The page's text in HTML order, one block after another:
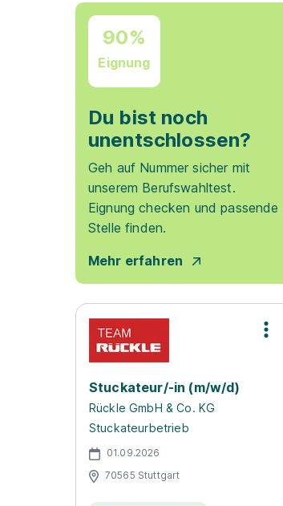
90%
Eignung
Du bist noch
unentschlossen?
Geh auf Nummer sicher mit
unserem Berufswahltest.
Eignung checken und passende
Stelle finden.
Mehr erfahren
Stuckateur/-in (m/w/d)
Rückle GmbH & Co. KG
Stuckateurbetrieb
01.09.2026
70565 Stuttgart